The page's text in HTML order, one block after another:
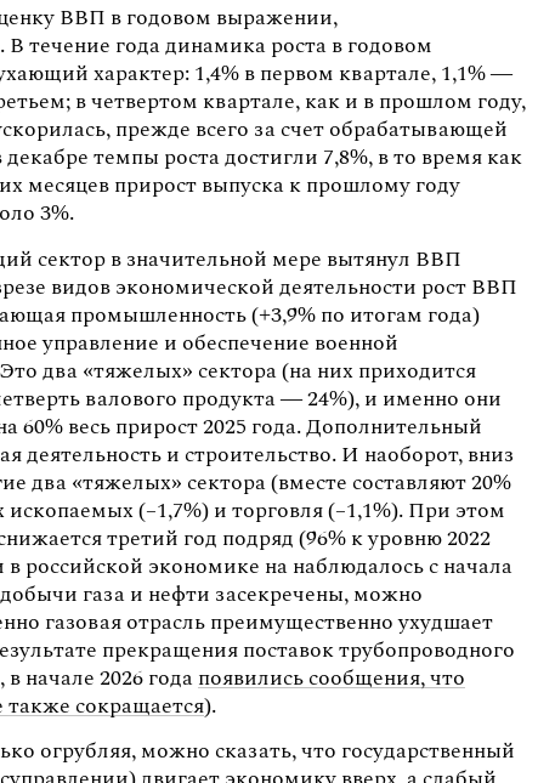
ВВП в годовом выражении,
течение года динамика роста в годовом
характер: 1,4% в первом квартале, 1,1% —
в четвертом квартале, как и в прошлом году,
прежде всего за счет обрабатывающей
темпы роста достигли 7,8%, в то время как
месяцев прирост выпуска к прошлому году
3%.
сектор в значительной мере вытянул ВВП
видов экономической деятельности рост ВВП
промышленность (+3,9% по итогам года)
управление и обеспечение военной
два «тяжелых» сектора (на них приходится
валового продукта — 24%), и именно они
60% весь прирост 2025 года. Дополнительный
деятельность и строительство. И наоборот, вниз
два «тяжелых» сектора (вместе составляют 20%
(–1,7%) и торговля (–1,1%). При этом
третий год подряд (96% к уровню 2022
в российской экономике на наблюдалось с начала
газа и нефти засекречены, можно
газовая отрасль преимущественно ухудшает
прекращения поставок трубопроводного
начале 2026 годапоявились сообщения, что
сокращается).
огрубляя, можно сказать, что государственный